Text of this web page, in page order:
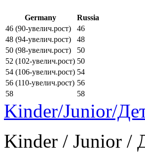
Germany
Russia
46 (90-увелич.рост)
46
48 (94-увелич.рост)
48
50 (98-увелич.рост)
50
52 (102-увелич.рост) 50
54 (106-увелич.рост) 54
56 (110-увелич.рост) 56
58
58
Kinder/Junior/
Kinder / Junior /